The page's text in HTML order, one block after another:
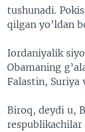
tushunadi.
qilgan yo’ldan
Iordaniyalik
Obamaning
Falastin, Suriya
Biroq, deydi u,
respublikachilar